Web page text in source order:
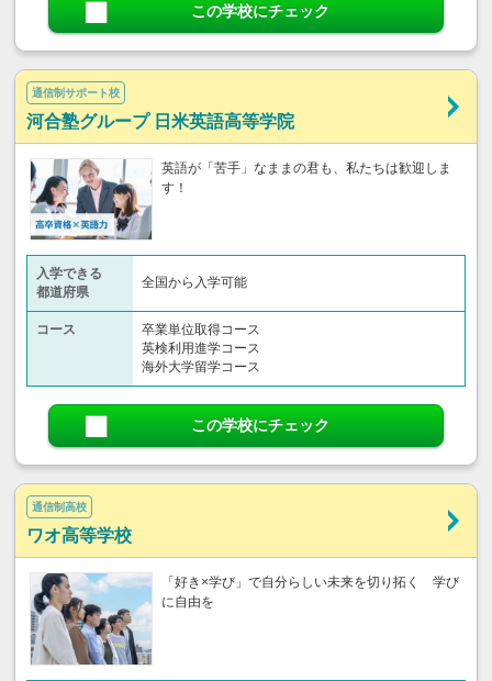
この学校にチェック
通信制サポート校
河合塾グループ 日米英語高等学院
英語が「苦手」なままの君も、私たちは歓迎しま
す！
入学できる
都道府県
全国から入学可能
コース
卒業単位取得コース
英検利用進学コース
海外大学留学コース
この学校にチェック
通信制高校
ワオ高等学校
「好き×学び」で自分らしい未来を切り拓く 学び
に自由を